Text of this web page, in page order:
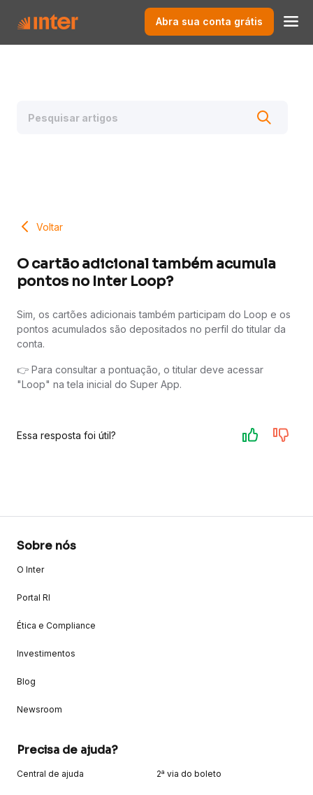
Abra sua conta grátis
Voltar
O cartão adicional também acumula
pontos no Inter Loop?
Sim, os cartões adicionais também participam do Loop e os
pontos acumulados são depositados no perfil do titular da
conta.
👉 Para consultar a pontuação, o titular deve acessar
"Loop" na tela inicial do Super App.
Essa resposta foi útil?
Sobre nós
O Inter
Portal RI
Ética e Compliance
Investimentos
Blog
Newsroom
Precisa de ajuda?
Central de ajuda 2ª via do boleto